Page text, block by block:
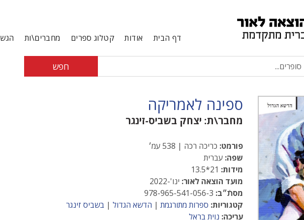
דף הבית אודות קטלוג ספרים מחברים\ות
חפש
ספינה לאמריקה
מחבר\ת: יצחק בשביס-זינגר
פורמט: כריכה רכה | 538 עמ׳
שפה: עברית
מידות:
מועד הוצאה לאור: ינו'-2022
מסתֿ״ב:
קטגוריות: ספרות מתורגמת | הדשא הגדול | בשביס זינגר
עריכה: נוית בראל